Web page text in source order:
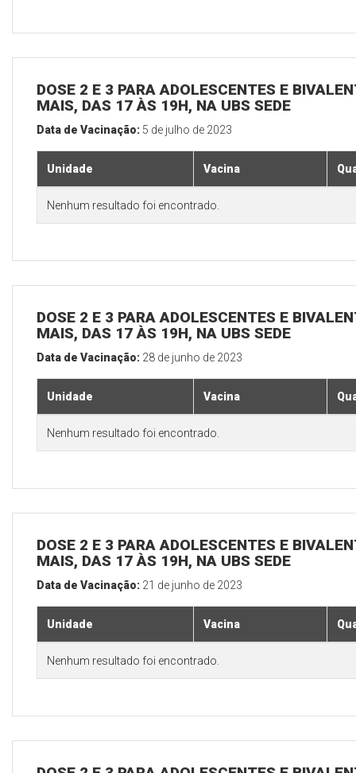
DOSE 2 E 3 PARA ADOLESCENTES E
MAIS, DAS 17 ÀS 19H, NA UBS SEDE
Data de Vacinação: 5 de julho de 2023
Unidade Vacina
Nenhum resultado foi encontrado.
DOSE 2 E 3 PARA ADOLESCENTES E
MAIS, DAS 17 ÀS 19H, NA UBS SEDE
Data de Vacinação: 28 de junho de 2023
Unidade Vacina
Nenhum resultado foi encontrado.
DOSE 2 E 3 PARA ADOLESCENTES E
MAIS, DAS 17 ÀS 19H, NA UBS SEDE
Data de Vacinação: 21 de junho de 2023
Unidade Vacina
Nenhum resultado foi encontrado.